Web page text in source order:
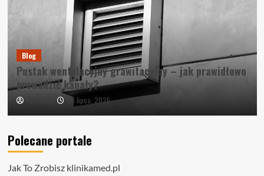
Blog
Pustak wentylacyjny grawitacyjny – jak prawidłowo
prowadzić kanały?
23 lipca, 2026
Polecane portale
Jak To Zrobisz klinikamed.pl